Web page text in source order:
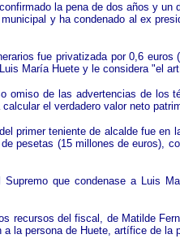
la pena de dos años y
y ha condenado al ex
fue privatizada por 0,6
María Huete y le considera "el
omiso de las advertencias de los
el verdadero valor neto
primer teniente de alcalde fue
pesetas (15 millones de euros),
que condenase a Luis
recursos del fiscal, de Matilde
la persona de Huete, artífice de